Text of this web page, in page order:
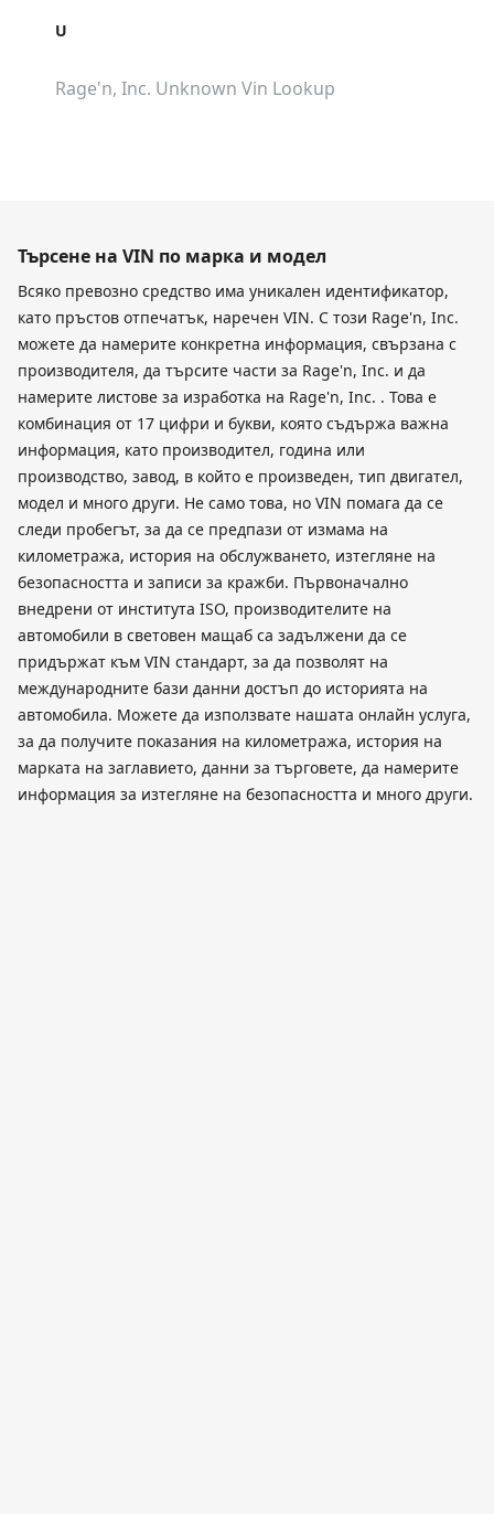
U
Rage'n, Inc. Unknown Vin Lookup
Търсене на VIN по марка и модел
Всяко превозно средство има уникален идентификатор,
като пръстов отпечатък, наречен VIN. С този Rage'n, Inc.
можете да намерите конкретна информация, свързана с
производителя, да търсите части за Rage'n, Inc. и да
намерите листове за изработка на Rage'n, Inc. . Това е
комбинация от 17 цифри и букви, която съдържа важна
информация, като производител, година или
производство, завод, в който е произведен, тип двигател,
модел и много други. Не само това, но VIN помага да се
следи пробегът, за да се предпази от измама на
километража, история на обслужването, изтегляне на
безопасността и записи за кражби. Първоначално
внедрени от института ISO, производителите на
автомобили в световен мащаб са задължени да се
придържат към VIN стандарт, за да позволят на
международните бази данни достъп до историята на
автомобила. Можете да използвате нашата онлайн услуга,
за да получите показания на километража, история на
марката на заглавието, данни за търговете, да намерите
информация за изтегляне на безопасността и много други.